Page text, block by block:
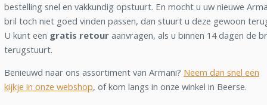
bestelling snel en vakkundig opstuurt. En mocht u uw nieuwe
bril toch niet goed vinden passen, dan stuurt u deze gewoon
U kunt een gratis retour aanvragen, als u binnen 14 dagen de
terugstuurt.
Benieuwd naar ons assortiment van Armani? Neem dan snel een
kijkje in onze webshop, of kom langs in onze winkel in Beerse.